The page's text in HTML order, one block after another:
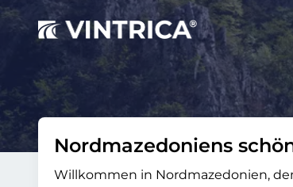
Nordmazedoniens
Willkommen in Nordmazedonien,